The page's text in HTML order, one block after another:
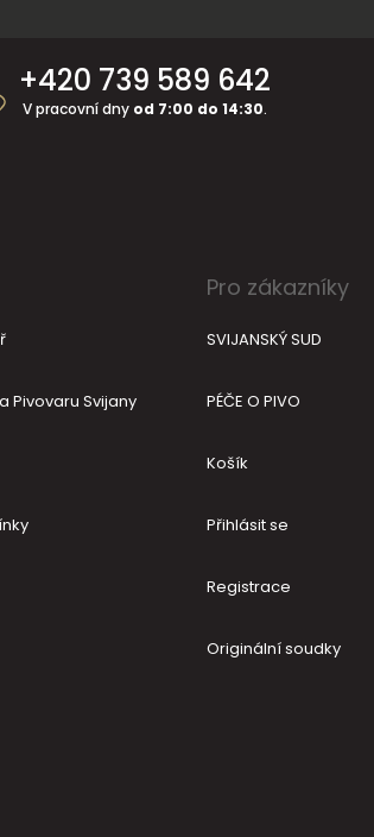
+420 739 589 642
V pracovní dny od 7:00 do 14:30.
Pivovaru Svijany
Pro zákazníky
SVIJANSKÝ SUD
PÉČE O PIVO
Košík
Přihlásit se
Registrace
Originální soudky